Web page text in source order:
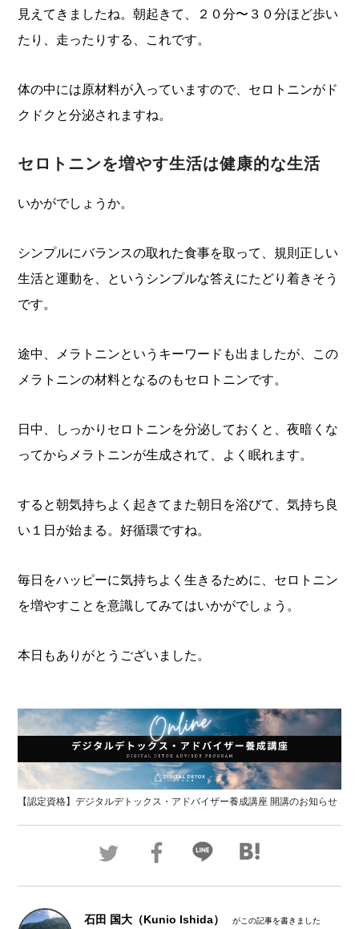
見えてきましたね。朝起きて、２０分〜３０分ほど歩い
たり、走ったりする、これです。
体の中には原材料が入っていますので、セロトニンがド
クドクと分泌されますね。
セロトニンを増やす生活は健康的な生活
いかがでしょうか。
シンプルにバランスの取れた食事を取って、規則正しい
生活と運動を、というシンプルな答えにたどり着きそう
です。
途中、メラトニンというキーワードも出ましたが、この
メラトニンの材料となるのもセロトニンです。
日中、しっかりセロトニンを分泌しておくと、夜暗くな
ってからメラトニンが生成されて、よく眠れます。
すると朝気持ちよく起きてまた朝日を浴びて、気持ち良
い１日が始まる。好循環ですね。
毎日をハッピーに気持ちよく生きるために、セロトニン
を増やすことを意識してみてはいかがでしょう。
本日もありがとうございました。
【認定資格】デジタルデトックス・アドバイザー養成講座 開講のお知らせ
石田 国大（Kunio Ishida） がこの記事を書きました